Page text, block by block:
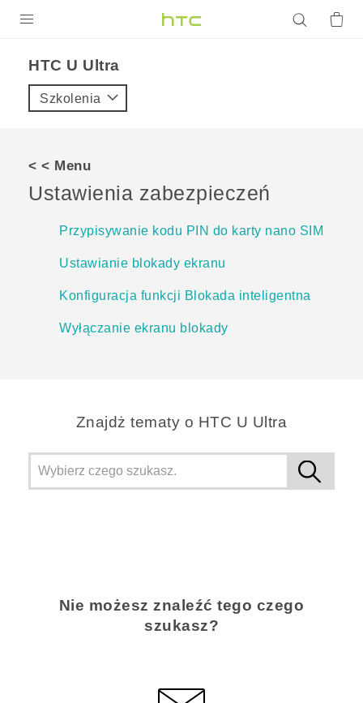
VIVE
Urządzenia i akcesoria HTC
Zaloguj się
HTC U Ultra‎
Szkolenia
< < Menu
Ustawienia zabezpieczeń
Przypisywanie kodu PIN do karty nano SIM
Ustawianie blokady ekranu
Konfiguracja funkcji Blokada inteligentna
Wyłączanie ekranu blokady
Znajdż tematy o HTC U Ultra
Nie możesz znaleźć tego czego
szukasz?